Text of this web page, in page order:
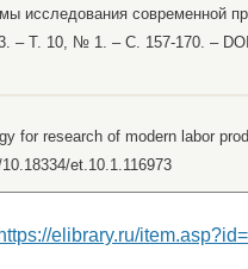
исследования современной
– Т. 10, № 1. – С. 157-170. – DOI
for research of modern labor
et.10.1.116973
https://elibrary.ru/